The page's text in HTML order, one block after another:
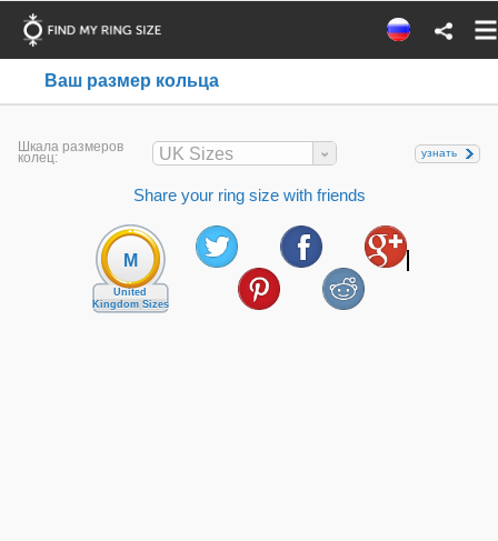
Ваш размер кольца
Шкала размеров
колец: UK Sizes узнать
Share your ring size with friends
M
United
Kingdom Sizes